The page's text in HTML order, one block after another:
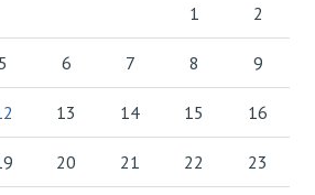
1
2
5 6 7 8 9
13 14 15 16
20 21 22 23